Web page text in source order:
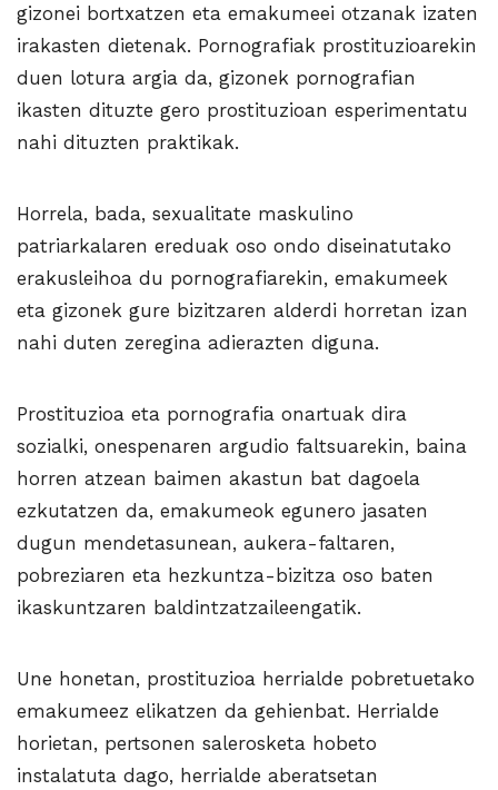
gizonei bortxatzen eta emakumeei otzanak izaten
irakasten dietenak. Pornografiak prostituzioarekin
duen lotura argia da, gizonek pornografian
ikasten dituzte gero prostituzioan esperimentatu
nahi dituzten praktikak.
Horrela, bada, sexualitate maskulino
patriarkalaren ereduak oso ondo diseinatutako
erakusleihoa du pornografiarekin, emakumeek
eta gizonek gure bizitzaren alderdi horretan izan
nahi duten zeregina adierazten diguna.
Prostituzioa eta pornografia onartuak dira
sozialki, onespenaren argudio faltsuarekin, baina
horren atzean baimen akastun bat dagoela
ezkutatzen da, emakumeok egunero jasaten
dugun mendetasunean, aukera-faltaren,
pobreziaren eta hezkuntza-bizitza oso baten
ikaskuntzaren baldintzatzaileengatik.
Une honetan, prostituzioa herrialde pobretuetako
emakumeez elikatzen da gehienbat. Herrialde
horietan, pertsonen salerosketa hobeto
instalatuta dago, herrialde aberatsetan